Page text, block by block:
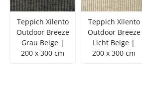
Teppich Xilento
Outdoor Breeze
Grau Beige |
200 x 300 cm
Teppich Xilento
Outdoor Breeze
Licht Beige |
200 x 300 cm